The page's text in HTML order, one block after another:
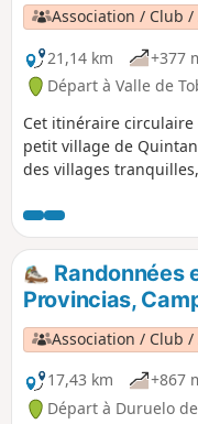
Association / Club /
21,14 km
+377
Départ à Valle de
Cet itinéraire
petit village de
des villages
pont romain et le
Randonnées
Provincias,
Association / Club /
17,43 km
+867
Départ à Duruelo